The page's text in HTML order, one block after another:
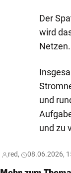
Der
wird
Netzen.
und
und zu
red, 08.06.2026,